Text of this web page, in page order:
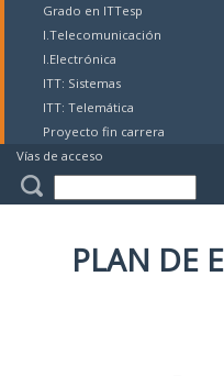
Grado en ITTesp
I.Telecomunicación
I.Electrónica
ITT: Sistemas
ITT: Telemática
Proyecto fin carrera
Vías de acceso
PLAN DE